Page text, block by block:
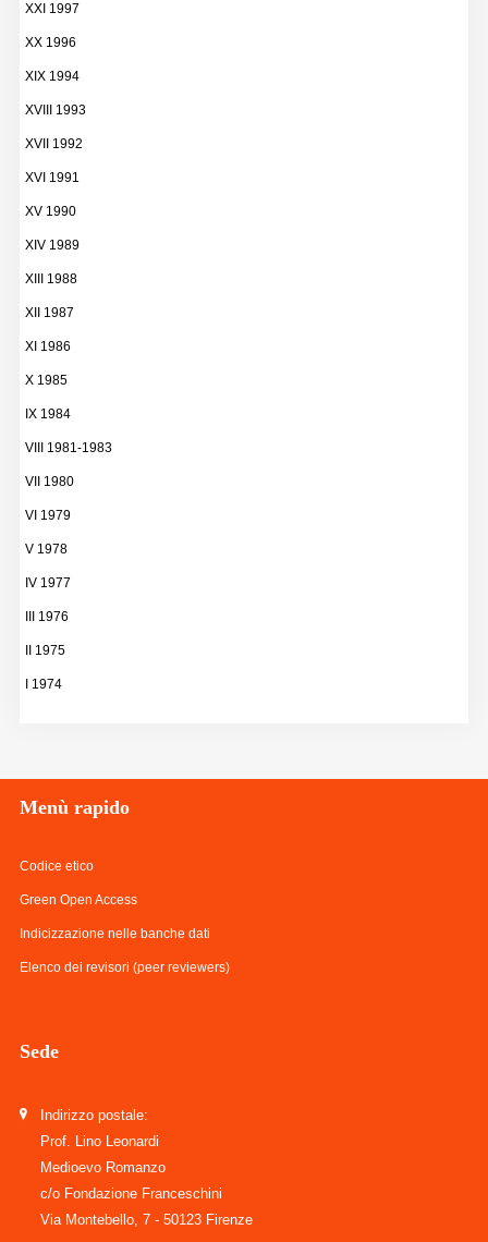
XXI 1997
XX 1996
XIX 1994
XVIII 1993
XVII 1992
XVI 1991
XV 1990
XIV 1989
XIII 1988
XII 1987
XI 1986
X 1985
IX 1984
VIII 1981-1983
VII 1980
VI 1979
V 1978
IV 1977
III 1976
II 1975
I 1974
Menù rapido
Codice etico
Green Open Access
Indicizzazione nelle banche dati
Elenco dei revisori (peer reviewers)
Sede
Indirizzo postale:
Prof. Lino Leonardi
Medioevo Romanzo
c/o Fondazione Franceschini
Via Montebello, 7 - 50123 Firenze